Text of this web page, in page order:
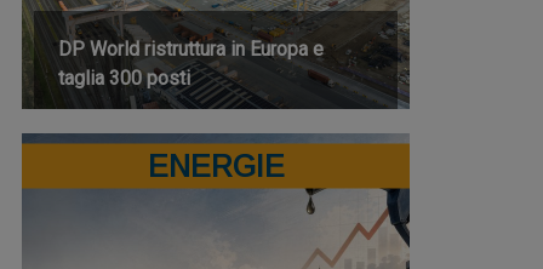
DP World ristruttura in Europa e
taglia 300 posti
ENERGIE